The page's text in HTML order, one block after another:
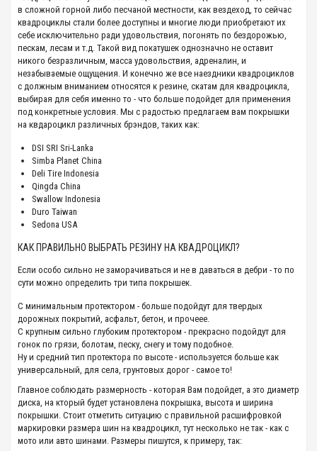
в сложной горной либо песчаной местности, как вездеход, то сейчас
квадроциклы стали более доступны и многие люди приобретают их
себе исключительно ради удовольствия, погонять по бездорожью,
пескам, лесам и т.д. Такой вид покатушек однозначно не оставит
никого безразличным, масса удовольствия, адреналин, и
незабываемые ощущения. И конечно же все наездники квадроциклов
с должным вниманием относятся к резине, скатам для квадроцикла,
выбирая для себя именно то - что больше подойдет для применения
под конкретные условия. Мы с радостью предлагаем вам покрышки
на квдароцикл различных брэндов, таких как:
DSI SRI Sri-Lanka
Simba Planet China
Deli Tire Indonesia
Qingda China
Swallow Indonesia
Duro Taiwan
Sedona USA
КАК ПРАВИЛЬНО ВЫБРАТЬ РЕЗИНУ НА КВАДРОЦИКЛ?
Если особо сильно не заморачиваться и не в даваться в дебри - то по
сути можно определить три типа покрышек.
С минимальным протектором - больше подойдут для твердых
дорожных покрытий, асфальт, бетон, и прочеее.
С крупным сильно глубоким протектором - прекрасно подойдут для
гонок по грязи, болотам, песку, снегу и тому подобное.
Ну и средний тип протектора по высоте - используется больше как
универсальный, для села, грунтовых дорог - самое то!
Главное соблюдать размерность - которая Вам подойдет, а это диаметр
диска, на кторый будет установлена покрышка, высота и ширина
покрышки. Стоит отметить ситуацию с правильной расшифровкой
маркировки размера шин на квадроцикл, тут несколько не так - как с
мото или авто шинами. Размеры пишутся, к примеру, так: